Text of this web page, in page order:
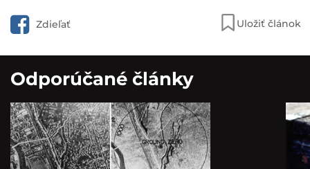
Zdieľať Uložiť článok
Odporúčané články